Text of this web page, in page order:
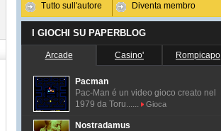
Tutto sull'autore Diventa membro
I GIOCHI SU PAPERBLOG
Arcade Casino' Rompicapo
Pacman
Pac-Man é un video gioco creato nel
1979 da Toru......
Gioca
Nostradamus